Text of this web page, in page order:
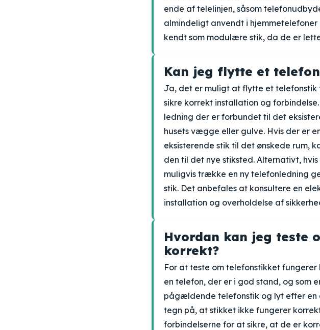
ende af telelinjen, såsom
almindeligt anvendt i
kendt som modulære stik, da de er
Kan jeg flytte et
Ja, det er muligt at flytte et
sikre korrekt installation og
ledning der er forbundet til det
husets vægge eller gulve. Hvis der er
eksisterende stik til det ønskede rum,
den til det nye stiksted. Alternativt,
muligvis trække en ny telefonledning
stik. Det anbefales at konsultere en
installation og overholdelse af
Hvordan kan jeg teste
korrekt?
For at teste om telefonstikket
en telefon, der er i god stand, og som
pågældende telefonstik og lyt efter en
tegn på, at stikket ikke fungerer
forbindelserne for at sikre, at de er